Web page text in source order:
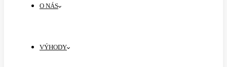
O NÁS
VÝHODY